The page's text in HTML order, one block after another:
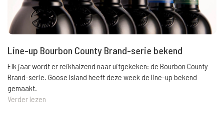
Line-up Bourbon County Brand-serie bekend
Elk jaar wordt er reikhalzend naar uitgekeken: de Bourbon County
Brand-serie. Goose Island heeft deze week de line-up bekend
gemaakt.
Verder lezen